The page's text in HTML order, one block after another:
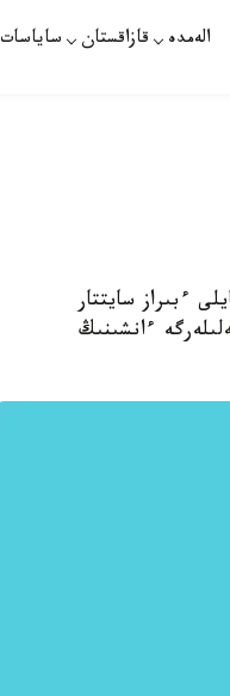
الەمدە قازاقستان ساياسات
ءبىراز سايتتار
ءانشىنىڭ